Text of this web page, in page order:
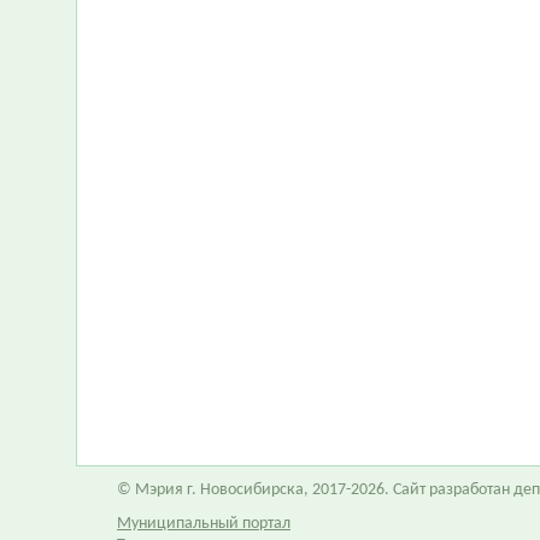
© Мэрия г. Новосибирска, 2017-2026. Сайт разработан
Муниципальный портал